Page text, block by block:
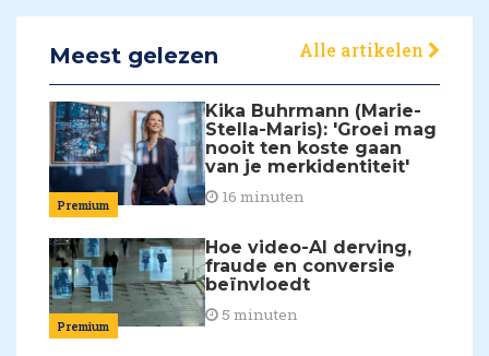
Meest gelezen Alle artikelen
Premium
Kika Buhrmann (Marie-
Stella-Maris): 'Groei mag
nooit ten koste gaan
van je merkidentiteit'
16 minuten
Premium
Hoe video-AI derving,
fraude en conversie
beïnvloedt
5 minuten